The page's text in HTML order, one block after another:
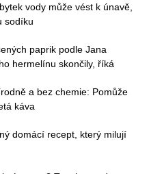
vody může vést k únavě,
sodíku
paprik podle Jana
hermelínu skončily, říká
a bez chemie: Pomůže
káva
domácí recept, který milují